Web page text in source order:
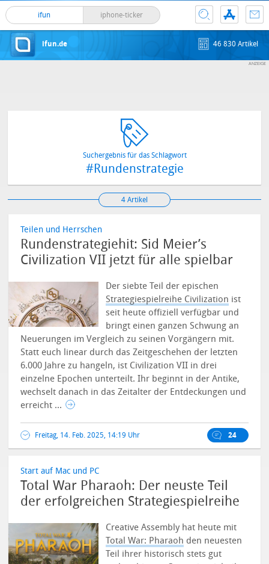
ifun iphone-ticker
ifun.de 46 830 Artikel
Suchergebnis für das Schlagwort
#Rundenstrategie
4 Artikel
Teilen und Herrschen
Rundenstrategiehit: Sid Meier’s
Civilization VII jetzt für alle spielbar
Der siebte Teil der epischen
Strategiespielreihe Civilization ist
seit heute offiziell verfügbar und
bringt einen ganzen Schwung an
Neuerungen im Vergleich zu seinen Vorgängern mit.
Statt euch linear durch das Zeitgeschehen der letzten
6.000 Jahre zu hangeln, ist Civilization VII in drei
einzelne Epochen unterteilt. Ihr beginnt in der Antike,
wechselt danach in das Zeitalter der Entdeckungen und
erreicht ...
Freitag, 14. Feb. 2025, 14:19 Uhr 24
Start auf Mac und PC
Total War Pharaoh: Der neuste Teil
der erfolgreichen Strategiespielreihe
Creative Assembly hat heute mit
Total War: Pharaoh den neuesten
Teil ihrer historisch stets gut